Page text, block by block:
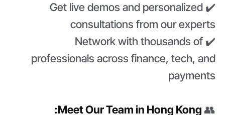
✔️ Get live demos and personalized
consultations from our experts
✔️ Network with thousands of
professionals across finance, tech, and
payments
👥
Meet Our Team in Hong Kong: